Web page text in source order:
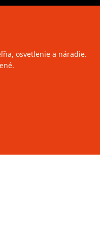
osvetlenie a náradie.